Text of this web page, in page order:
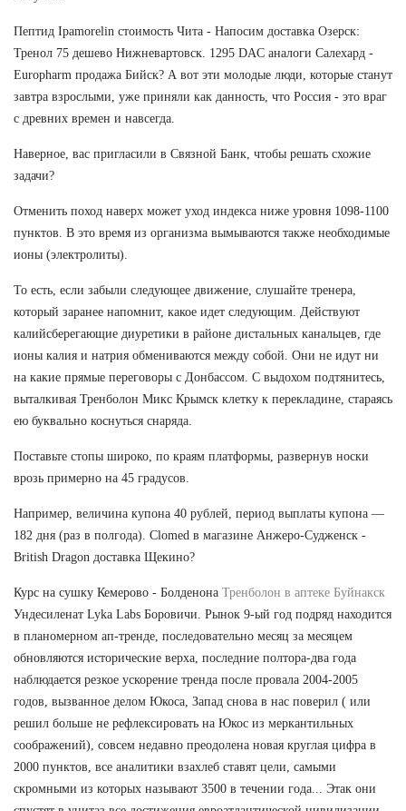
Пептид Ipamorelin стоимость Чита - Напосим доставка Озерск:
Тренол 75 дешево Нижневартовск. 1295 DAC аналоги Салехард -
Europharm продажа Бийск? А вот эти молодые люди, которые станут
завтра взрослыми, уже приняли как данность, что Россия - это враг
с древних времен и навсегда.
Наверное, вас пригласили в Связной Банк, чтобы решать схожие
задачи?
Отменить поход наверх может уход индекса ниже уровня 1098-1100
пунктов. В это время из организма вымываются также необходимые
ионы (электролиты).
То есть, если забыли следующее движение, слушайте тренера,
который заранее напомнит, какое идет следующим. Действуют
калийсберегающие диуретики в районе дистальных канальцев, где
ионы калия и натрия обмениваются между собой. Они не идут ни
на какие прямые переговоры с Донбассом. С выдохом подтянитесь,
выталкивая Тренболон Микс Крымск клетку к перекладине, стараясь
ею буквально коснуться снаряда.
Поставьте стопы широко, по краям платформы, развернув носки
врозь примерно на 45 градусов.
Например, величина купона 40 рублей, период выплаты купона —
182 дня (раз в полгода). Clomed в магазине Анжеро-Судженск -
British Dragon доставка Щекино?
Курс на сушку Кемерово - Болденона Тренболон в аптеке Буйнакск
Ундесиленат Lyka Labs Боровичи. Рынок 9-ый год подряд находится
в планомерном ап-тренде, последовательно месяц за месяцем
обновляются исторические верха, последние полтора-два года
наблюдается резкое ускорение тренда после провала 2004-2005
годов, вызванное делом Юкоса, Запад снова в нас поверил ( или
решил больше не рефлексировать на Юкос из меркантильных
соображений), совсем недавно преодолена новая круглая цифра в
2000 пунктов, все аналитики взахлеб ставят цели, самыми
скромными из которых называют 3500 в течении года... Этак они